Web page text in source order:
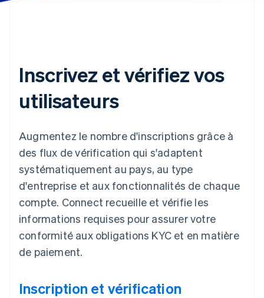
Inscrivez et vérifiez vos
utilisateurs
Augmentez le nombre d'inscriptions grâce à
des flux de vérification qui s'adaptent
systématiquement au pays, au type
d'entreprise et aux fonctionnalités de chaque
compte. Connect recueille et vérifie les
informations requises pour assurer votre
conformité aux obligations KYC et en matière
de paiement.
Inscription et vérification